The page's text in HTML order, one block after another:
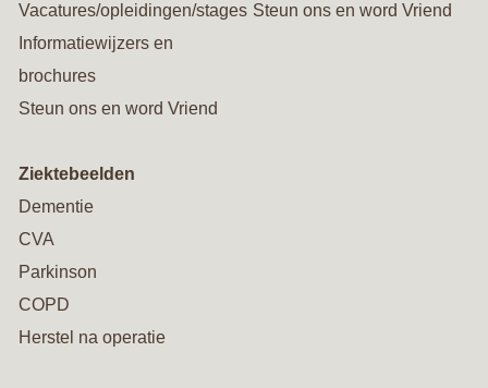
Vacatures/opleidingen/stages
Informatiewijzers en
brochures
Steun ons en word Vriend
Steun ons en word Vriend
Ziektebeelden
Dementie
CVA
Parkinson
COPD
Herstel na operatie